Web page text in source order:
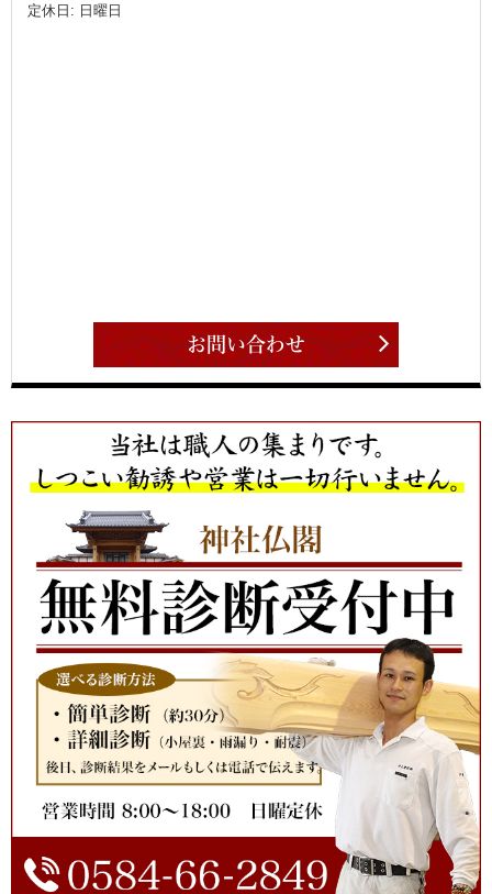
定休日: 日曜日
お問い合わせ